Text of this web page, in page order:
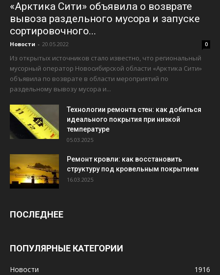
«Арктика Сити» объявила о возврате
вывоза раздельного мусора и запуске
сортировочного...
Новости - 20.05.2022 0
Из открытых источников стало известно, что региональный
мусорный оператор Новосибирской области «Арктика Сити»
объявила по возврате в области мероприятий по
раздельному вывозу мусора и...
Технологии ремонта стен: как добиться
идеального покрытия при низкой
температуре
05.03.2025
Ремонт кровли: как восстановить
структуру под кровельным покрытием
16.03.2025
ПОСЛЕДНЕЕ
ПОПУЛЯРНЫЕ КАТЕГОРИИ
Новости 1916